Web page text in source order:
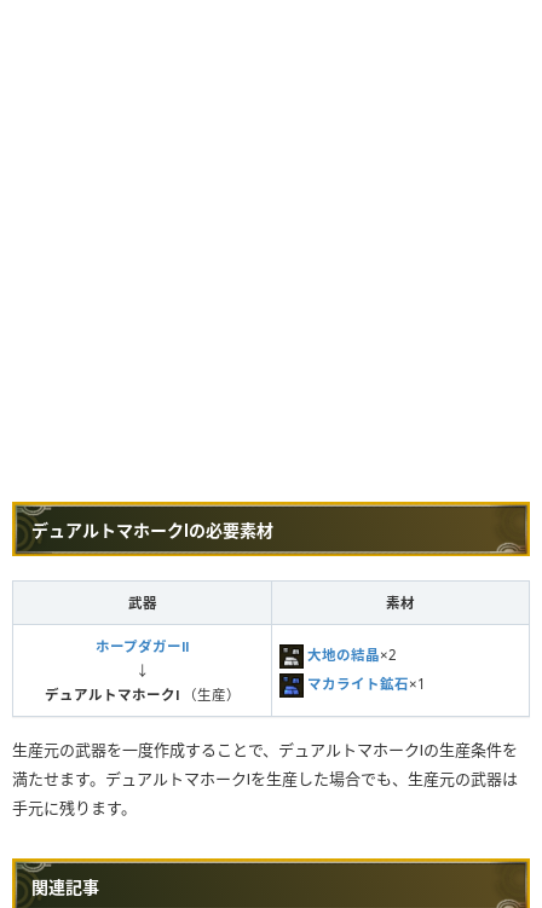
デュアルトマホークⅠの必要素材
武器 素材
ホープダガーⅡ
↓
デュアルトマホークⅠ（生産）
大地の結晶×2
マカライト鉱石×1
生産元の武器を一度作成することで、デュアルトマホークⅠの生産条件を
満たせます。デュアルトマホークⅠを生産した場合でも、生産元の武器は
手元に残ります。
関連記事